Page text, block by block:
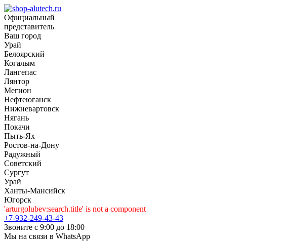
Официальный
представитель
Ваш город
Урай
Белоярский
Когалым
Лангепас
Лянтор
Мегион
Нефтеюганск
Нижневартовск
Нягань
Покачи
Пыть-Ях
Рoстов-на-Дону
Радужный
Советский
Сургут
Урай
Ханты-Мансийск
Югорск
'arturgolubev:search.title' is not a component
+7-932-249-43-43
Звоните с 9:00 до 18:00
Мы на связи в WhatsApp